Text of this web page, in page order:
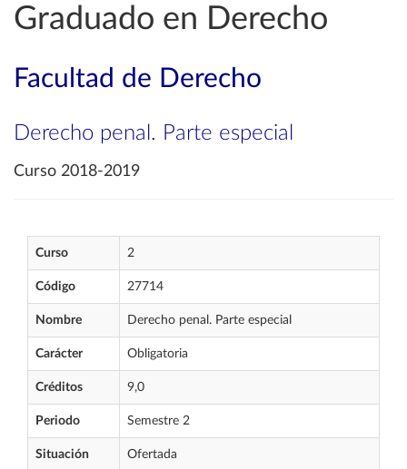
Graduado en Derecho
Facultad de Derecho
Derecho penal. Parte especial
Curso 2018-2019
Curso 2
Código 27714
Nombre Derecho penal. Parte especial
Carácter Obligatoria
Créditos 9,0
Periodo Semestre 2
Situación Ofertada